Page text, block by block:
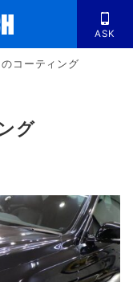
ASK
コーティング
グ